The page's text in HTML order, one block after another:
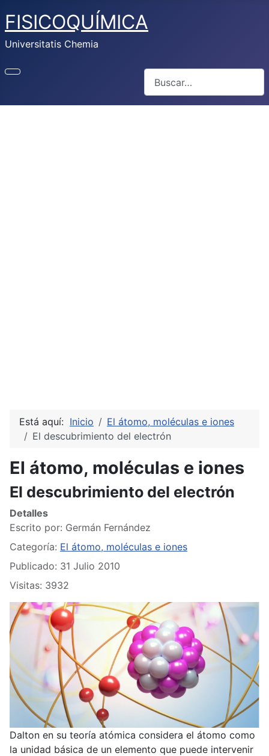
FISICOQUÍMICA
Universitatis Chemia
Está aquí: Inicio
El átomo, moléculas e iones
El descubrimiento del electrón
El átomo, moléculas e iones
El descubrimiento del electrón
Detalles
Escrito por: Germán Fernández
Categoría: El átomo, moléculas e iones
Publicado: 31 Julio 2010
Visitas: 3932
Dalton en su teoría atómica considera el átomo como
la unidad básica de un elemento que puede intervenir